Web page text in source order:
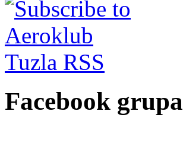
Facebook grupa